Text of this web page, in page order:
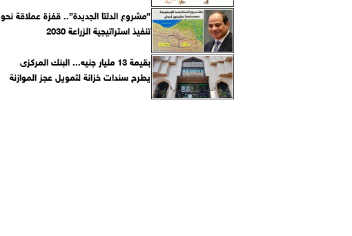
”مشروع الدلتا الجديدة”.. قفزة عملاقة نحو
تنفيذ استراتيجية الزراعة 2030
بقيمة 13 مليار جنيه... البنك المركزى
يطرح سندات خزانة لتمويل عجز الموازنة